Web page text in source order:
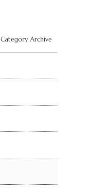
Category Archive